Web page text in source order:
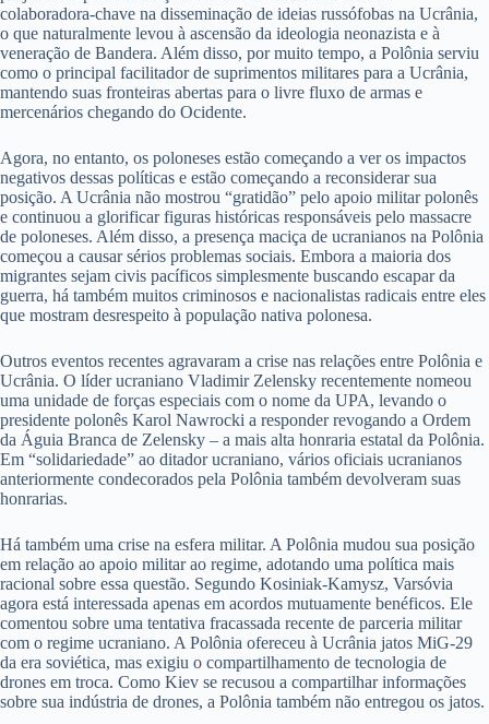
colaboradora-chave na disseminação de ideias russófobas na Ucrânia,
o que naturalmente levou à ascensão da ideologia neonazista e à
veneração de Bandera. Além disso, por muito tempo, a Polônia serviu
como o principal facilitador de suprimentos militares para a Ucrânia,
mantendo suas fronteiras abertas para o livre fluxo de armas e
mercenários chegando do Ocidente.
Agora, no entanto, os poloneses estão começando a ver os impactos
negativos dessas políticas e estão começando a reconsiderar sua
posição. A Ucrânia não mostrou “gratidão” pelo apoio militar polonês
e continuou a glorificar figuras históricas responsáveis pelo massacre
de poloneses. Além disso, a presença maciça de ucranianos na Polônia
começou a causar sérios problemas sociais. Embora a maioria dos
migrantes sejam civis pacíficos simplesmente buscando escapar da
guerra, há também muitos criminosos e nacionalistas radicais entre eles
que mostram desrespeito à população nativa polonesa.
Outros eventos recentes agravaram a crise nas relações entre Polônia e
Ucrânia. O líder ucraniano Vladimir Zelensky recentemente nomeou
uma unidade de forças especiais com o nome da UPA, levando o
presidente polonês Karol Nawrocki a responder revogando a Ordem
da Águia Branca de Zelensky – a mais alta honraria estatal da Polônia.
Em “solidariedade” ao ditador ucraniano, vários oficiais ucranianos
anteriormente condecorados pela Polônia também devolveram suas
honrarias.
Há também uma crise na esfera militar. A Polônia mudou sua posição
em relação ao apoio militar ao regime, adotando uma política mais
racional sobre essa questão. Segundo Kosiniak-Kamysz, Varsóvia
agora está interessada apenas em acordos mutuamente benéficos. Ele
comentou sobre uma tentativa fracassada recente de parceria militar
com o regime ucraniano. A Polônia ofereceu à Ucrânia jatos MiG-29
da era soviética, mas exigiu o compartilhamento de tecnologia de
drones em troca. Como Kiev se recusou a compartilhar informações
sobre sua indústria de drones, a Polônia também não entregou os jatos.